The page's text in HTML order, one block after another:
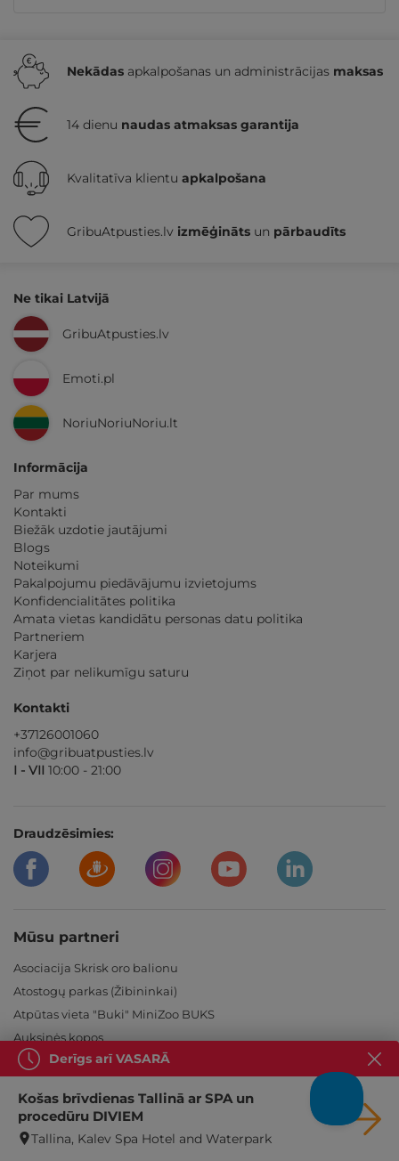
Nekādas apkalpošanas un administrācijas maksas
14 dienu naudas atmaksas garantija
Kvalitatīva klientu apkalpošana
GribuAtpusties.lv izmēģināts un pārbaudīts
Ne tikai Latvijā
GribuAtpusties.lv
Emoti.pl
NoriuNoriuNoriu.lt
Informācija
Par mums
Kontakti
Biežāk uzdotie jautājumi
Blogs
Noteikumi
Pakalpojumu piedāvājumu izvietojums
Konfidencialitātes politika
Amata vietas kandidātu personas datu politika
Partneriem
Karjera
Ziņot par nelikumīgu saturu
Kontakti
+37126001060
info@gribuatpusties.lv
I - VII 10:00 - 21:00
Draudzēsimies:
Mūsu partneri
Asociacija Skrisk oro balionu
Atostogų parkas (Žibininkai)
Atpūtas vieta "Buki" MiniZoo BUKS
Auksinės kopos
Baltic Beach Hotel
Bellevue Park Hotel
Birštono pramogų kalnas
Derīgs arī VASARĀ
Košas brīvdienas Tallinā ar SPA un
procedūru DIVIEM
Tallina, Kalev Spa Hotel and Waterpark